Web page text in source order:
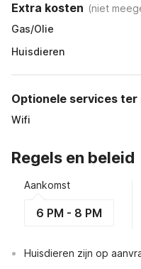
Extra kosten (niet
Gas/Olie
Huisdieren
Optionele services ter
Wifi
Regels en beleid
Aankomst
6 PM - 8 PM
Huisdieren zijn op